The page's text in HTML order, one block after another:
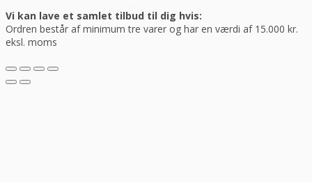
Vi kan lave et samlet tilbud til dig hvis:
Ordren består af minimum tre varer og har en værdi af 15.000 kr.
eksl. moms